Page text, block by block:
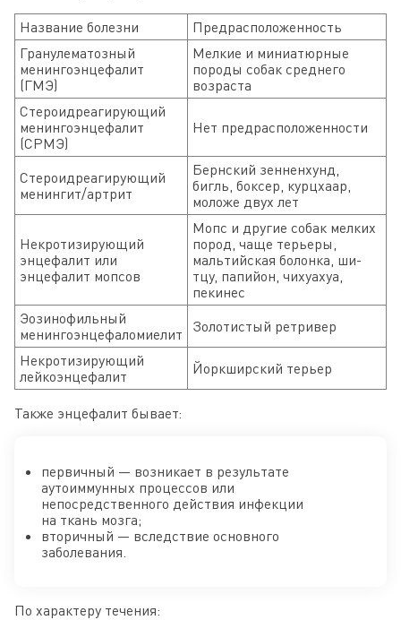
Название болезни
Предрасположенность
Гранулематозный
менингоэнцефалит
(ГМЭ)
Мелкие и миниатюрные
породы собак среднего
возраста
Стероидреагирующий
менингоэнцефалит
(СРМЭ)
Нет предрасположенности
Стероидреагирующий
менингит/артрит
Бернский зенненхунд,
бигль, боксер, курцхаар,
моложе двух лет
Некротизирующий
энцефалит или
энцефалит мопсов
Мопс и другие собак мелких
пород, чаще терьеры,
мальтийская болонка, ши-
тцу, папийон, чихуахуа,
пекинес
Эозинофильный
менингоэнцефаломиелит
Золотистый ретривер
Некротизирующий
лейкоэнцефалит
Йоркширский терьер
Также энцефалит бывает:
первичный — возникает в результате
аутоиммунных процессов или
непосредственного действия инфекции
на ткань мозга;
вторичный — вследствие основного
заболевания.
По характеру течения: